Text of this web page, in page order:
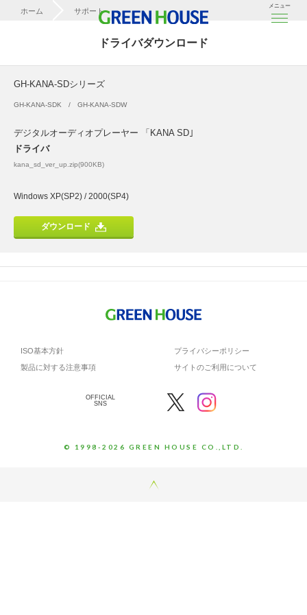
メニュー
ホーム サポート
ドライバダウンロード
GH-KANA-SDシリーズ
GH-KANA-SDK GH-KANA-SDW
デジタルオーディオプレーヤー 「KANA SD｣
ドライバ
kana_sd_ver_up.zip(900KB)
Windows XP(SP2) / 2000(SP4)
ダウンロード
ISO基本方針
プライバシーポリシー
製品に対する注意事項
サイトのご利用について
OFFICIAL
SNS
© 1998-2026 GREEN HOUSE CO.,LTD.